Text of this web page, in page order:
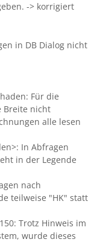
-> korrigiert
in DB Dialog nicht
Für die
Breite nicht
alle lesen
In Abfragen
in der Legende
nach
teilweise "HK" statt
Trotz Hinweis im
wurde dieses